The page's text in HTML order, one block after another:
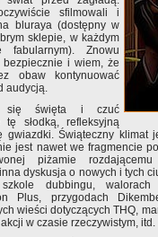
sfilmowali i
bluraya (dostępny w
sklepie, w każdym
fabularnym). Znowu
i wiem, że
obaw kontynuować
audycją.
się święta i czuć
tę słodką, refleksyjną
gwiazdki. Świąteczny
jest nawet we fragmencie
piżamie
dyskusja o nowych i tych
dubbingu,
Plus, przygodach
wieści dotyczących THQ,
w czasie rzeczywistym, itd.